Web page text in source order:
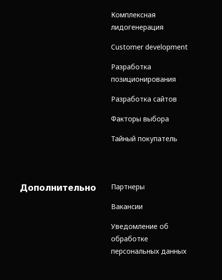
Комплексная
лидогенерация
Customer development
Разработка
позиционирования
Разработка сайтов
Факторы выбора
Тайный покупатель
Дополнительно Партнеры
Вакансии
Уведомление об
обработке
персональных данных